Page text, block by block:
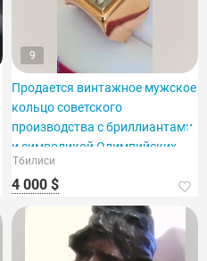
9
Продается винтажное мужское
кольцо советского
производства с бриллиантами
и символикой Олимпийских
игр 1980 года.
Тбилиси
4 000 $